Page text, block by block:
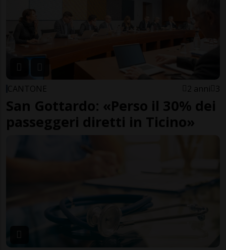
CANTONE 2 anni 3
San Gottardo: «Perso il 30% dei
passeggeri diretti in Ticino»